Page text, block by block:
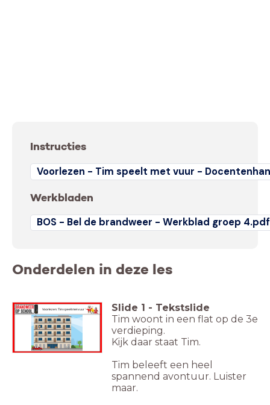
Instructies
Voorlezen - Tim speelt met vuur -
Werkbladen
BOS - Bel de brandweer - Werkblad groep 4.pdf
Onderdelen in deze les
Voorlezen: Tim speelt met vuur Slide 1 - Tekstslide
Tim woont in een flat op de 3e
verdieping.
Kijk daar staat Tim.
Tim beleeft een heel
spannend avontuur. Luister
maar.